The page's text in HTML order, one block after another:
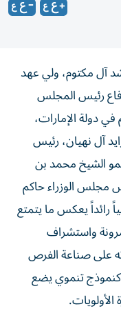
آل مكتوم، ولي عهد
رئيس المجلس
في دولة الإمارات،
آل نهيان، رئيس
الشيخ محمد بن
مجلس الوزراء حاكم
رائداً يعكس ما يتمتع
واستشراف
على صناعة الفرص
تنموي يضع